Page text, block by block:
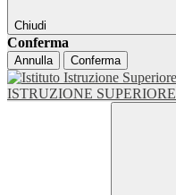
Chiudi
Conferma
Annulla Conferma
ISTRUZIONE SUPERIORE